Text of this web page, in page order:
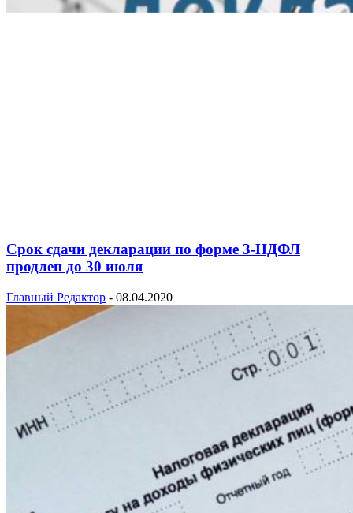
Срок сдачи декларации по форме 3-НДФЛ
продлен до 30 июля
Главный Редактор - 08.04.2020